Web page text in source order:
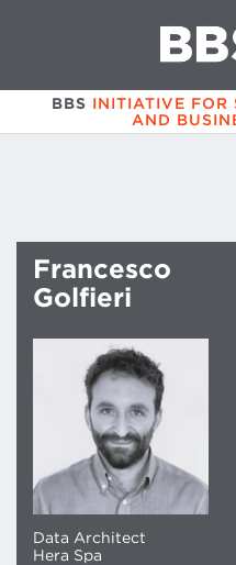
BBS INITIATIVE FOR
AND
Francesco
Golfieri
Data Architect
Hera Spa